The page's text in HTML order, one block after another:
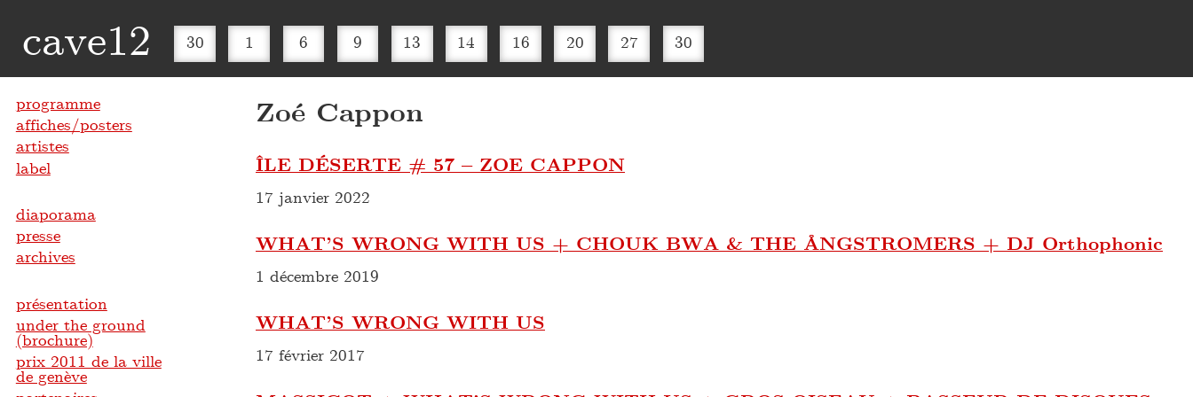
cave12 30 1 6 9 13 14 16 20 27 30
Zoé Cappon
ÎLE DÉSERTE # 57 – ZOE CAPPON
17 janvier 2022
WHAT’S WRONG WITH US + CHOUK BWA & THE ÅNGSTROMERS + DJ Orthophonic
1 décembre 2019
WHAT’S WRONG WITH US
17 février 2017
programme
affiches/posters
artistes
label
diaporama
presse
archives
présentation
under the ground
(brochure)
prix 2011 de la ville
de genève